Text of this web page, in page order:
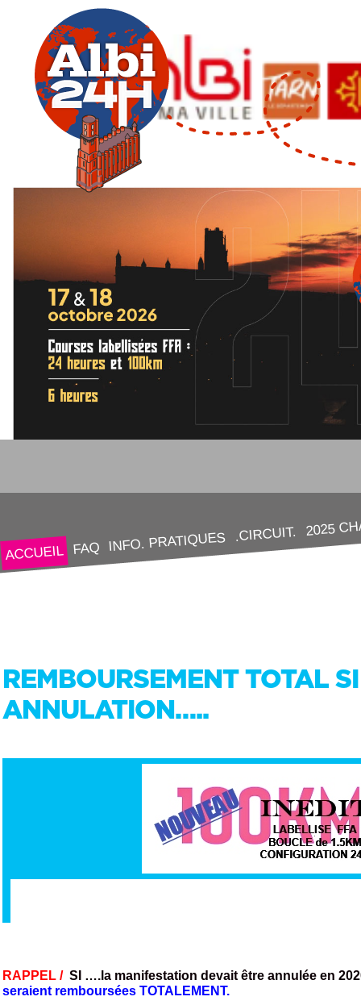
ACCUEIL FAQ INFO. PRATIQUES .CIRCUIT. 2025
REMBOURSEMENT TOTAL SI
ANNULATION…..
RAPPEL /SI ….la manifestation devait être annulée en
seraient remboursées TOTALEMENT.